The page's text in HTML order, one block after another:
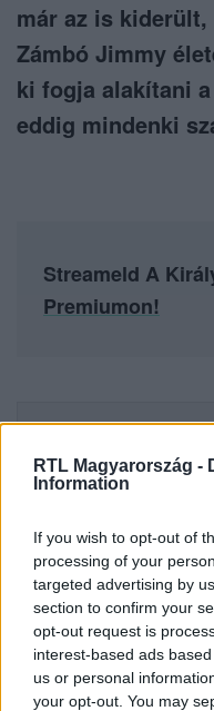
RTL Magyarország -
Information
If you wish to opt-out of
processing of your
targeted advertising by
section to confirm your
opt-out request is
interest-based ads
us or personal
your opt-out. You may
már az is
Zámbó Jimmy
ki fogja alakítani
eddig mindenki
Streameld A
Premiumon!
Itt állítsd be, hogy